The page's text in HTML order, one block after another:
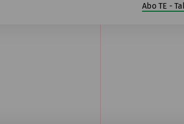
Abo TE -